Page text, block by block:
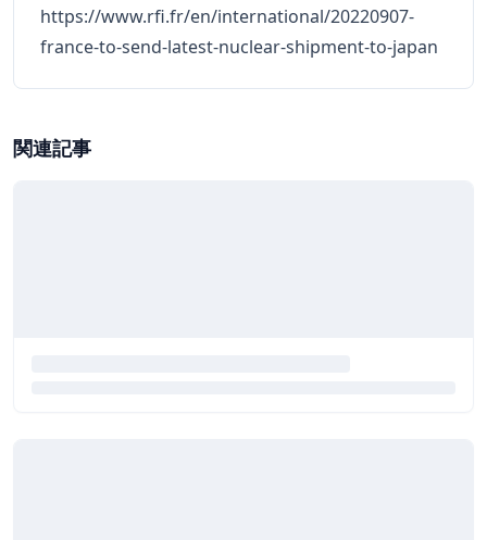
https://www.rfi.fr/en/international/20220907-
france-to-send-latest-nuclear-shipment-to-japan
関連記事